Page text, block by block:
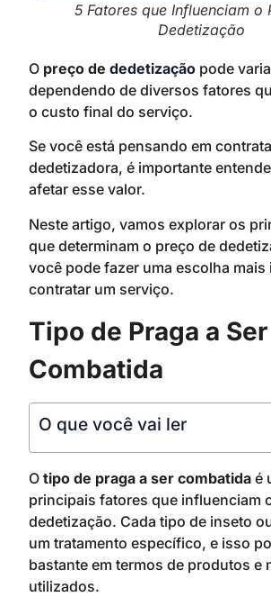
5 Fatores que Influenciam o
Dedetização
O preço de dedetização pode
dependendo de diversos fatores
o custo final do serviço.
Se você está pensando em
dedetizadora, é importante
afetar esse valor.
Neste artigo, vamos explorar os
que determinam o preço de
você pode fazer uma escolha mais
contratar um serviço.
Tipo de Praga a Ser
Combatida
O que você vai ler
O tipo de praga a ser combatida é
principais fatores que influenciam
dedetização. Cada tipo de inseto
um tratamento específico, e isso
bastante em termos de produtos e
utilizados.